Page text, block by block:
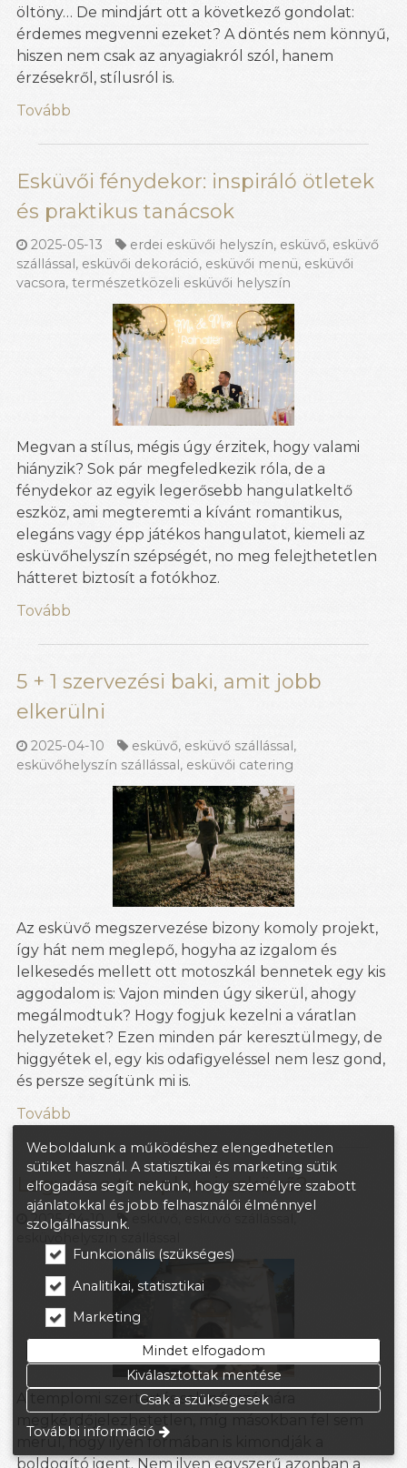
öltöny… De mindjárt ott a következő gondolat:
érdemes megvenni ezeket? A döntés nem könnyű,
hiszen nem csak az anyagiakról szól, hanem
érzésekről, stílusról is.
Tovább
Esküvői fénydekor: inspiráló ötletek
és praktikus tanácsok
2025-05-13 erdei esküvői helyszín, esküvő, esküvő
szállással , esküvői dekoráció, esküvői menü, esküvői
vacsora, természetközeli esküvői helyszín
Megvan a stílus, mégis úgy érzitek, hogy valami
hiányzik? Sok pár megfeledkezik róla, de a
fénydekor az egyik legerősebb hangulatkeltő
eszköz, ami megteremti a kívánt romantikus,
elegáns vagy épp játékos hangulatot, kiemeli az
esküvőhelyszín szépségét, no meg felejthetetlen
hátteret biztosít a fotókhoz.
Tovább
5 + 1 szervezési baki, amit jobb
elkerülni
2025-04-10 esküvő, esküvő szállással,
esküvőhelyszín szállással, esküvői catering
Az esküvő megszervezése bizony komoly projekt,
így hát nem meglepő, hogyha az izgalom és
lelkesedés mellett ott motoszkál bennetek egy kis
aggodalom is: Vajon minden úgy sikerül, ahogy
megálmodtuk? Hogy fogjuk kezelni a váratlan
helyzeteket? Ezen minden pár keresztülmegy, de
higgyétek el, egy kis odafigyeléssel nem lesz gond,
és persze segítünk mi is.
Tovább
Legyen-e templomi esküvő?
2025-04-10
A templomi szertartás sok pár számára
merül, hogy ilyen formában is kimondják a
boldogító igent. Nem ilyen egyszerű azonban a
Weboldalunk a működéshez elengedhetetlen
sütiket használ. A statisztikai és marketing sütik
elfogadása segít nekünk, hogy személyre szabott
ajánlatokkal és jobb felhasználói élménnyel
szolgálhassunk.
Funkcionális (szükséges)
Analitikai, statisztikai
Marketing
Mindet elfogadom
Kiválasztottak mentése
Csak a szükségesek
További információ